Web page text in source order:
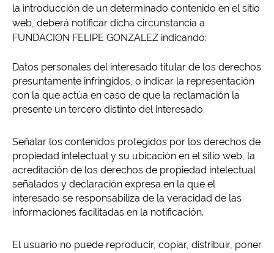
la introducción de un determinado contenido en el sitio
web, deberá notificar dicha circunstancia a
FUNDACION FELIPE GONZALEZ indicando:
Datos personales del interesado titular de los derechos
presuntamente infringidos, o indicar la representación
con la que actúa en caso de que la reclamación la
presente un tercero distinto del interesado.
Señalar los contenidos protegidos por los derechos de
propiedad intelectual y su ubicación en el sitio web, la
acreditación de los derechos de propiedad intelectual
señalados y declaración expresa en la que el
interesado se responsabiliza de la veracidad de las
informaciones facilitadas en la notificación.
El usuario no puede reproducir, copiar, distribuir, poner